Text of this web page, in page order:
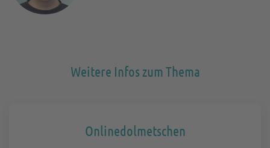
Weitere Infos zum Thema
Online­dolmetschen